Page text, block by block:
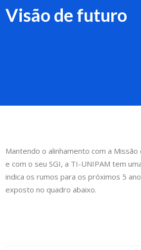
Visão de futuro
Mantendo o alinhamento com a Missão
e com o seu SGI, a TI-UNIPAM tem
indica os rumos para os próximos 5
exposto no quadro abaixo.